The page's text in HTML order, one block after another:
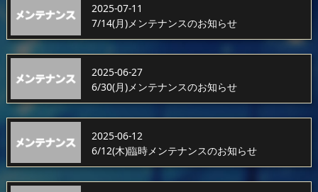
2025-07-11
7/14(月)メンテナンスのお知らせ
2025-06-27
6/30(月)メンテナンスのお知らせ
2025-06-12
6/12(木)臨時メンテナンスのお知らせ